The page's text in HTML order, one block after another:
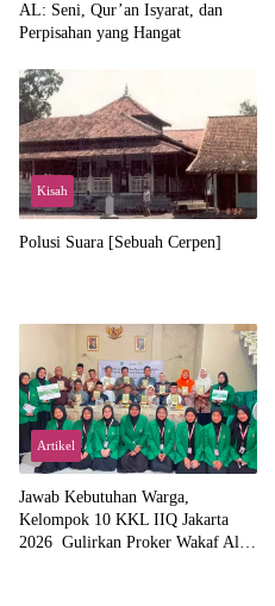
AL: Seni, Qur’an Isyarat, dan
Perpisahan yang Hangat
Kisah
Polusi Suara [Sebuah Cerpen]
Artikel
Jawab Kebutuhan Warga,
Kelompok 10 KKL IIQ Jakarta
2026 Gulirkan Proker Wakaf Al-